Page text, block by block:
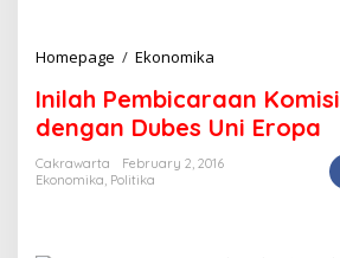
Homepage / Ekonomika
i
a
h
Inilah Pembicaraan Komisi
dengan Dubes Uni Eropa
Cakrawarta
February 2, 2016
Ekonomika, Politika